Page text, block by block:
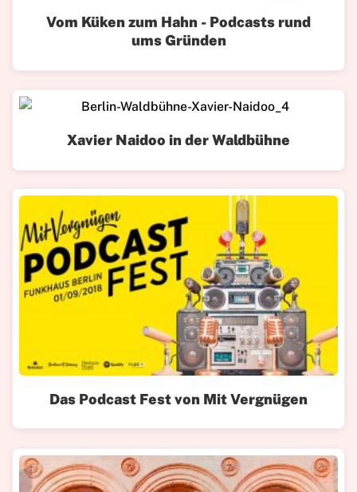
Vom Küken zum Hahn - Podcasts rund
ums Gründen
Xavier Naidoo in der Waldbühne
Das Podcast Fest von Mit Vergnügen